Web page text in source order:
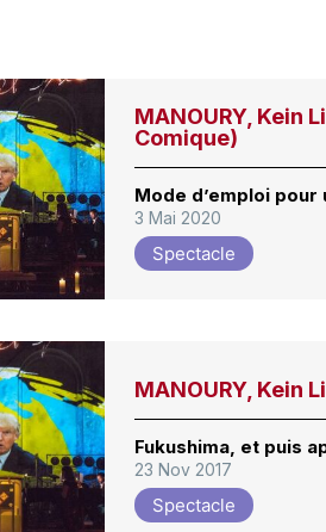
MANOURY, Kein
Comique)
Mode d’emploi
3 Mai 2020
Spectacle
MANOURY, Kein
Fukushima, et puis
23 Nov 2017
Spectacle